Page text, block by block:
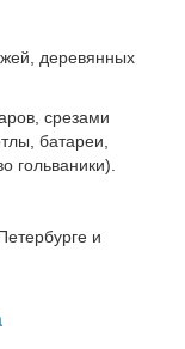
деревянных
срезами
батареи,
гольваники).
и